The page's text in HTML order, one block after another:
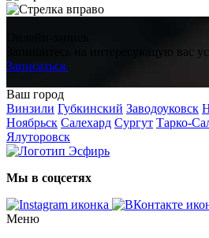
Запишитесь на интересующую вас
Записаться
Ваш город
Винзили Губкинский Заводоуковск
Ноябрьск Салехард Сургут Тарко-
Ялуторовск
Мы в соцсетях
Меню